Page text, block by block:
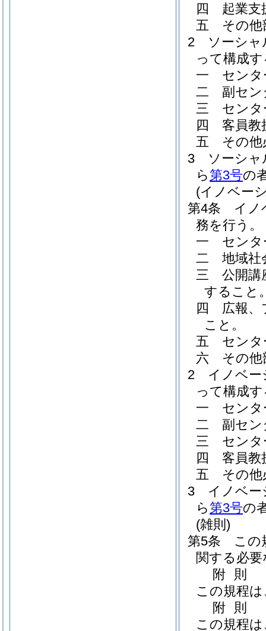
四
起業支
五
その
2
ソーシ
って構成
一
センタ
二
副セン
三
セン
四
客員教
五
その
3
ソーシ
ら第3号の
(イノベー
第4条
イノ
務を行う。
一
セン
二
地域社
三
公開講
すること
四
広報
こと。
五
センタ
六
その
2
イノベ
って構成
一
センタ
二
副セン
三
セン
四
客員教
五
その
3
イノベ
ら第3号の
(雑則)
第5条
この
関する必
附 則
この規程
附 則
この規程